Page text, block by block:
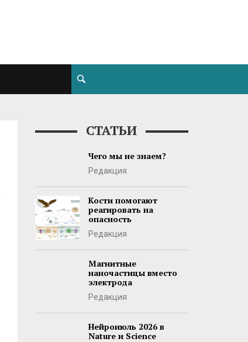
СТАТЬИ
Чего мы не знаем?
Редакция
Кости помогают
реагировать на
опасность
Редакция
Магнитные
наночастицы вместо
электрода
Редакция
Нейроиюль 2026 в
Nature и Science